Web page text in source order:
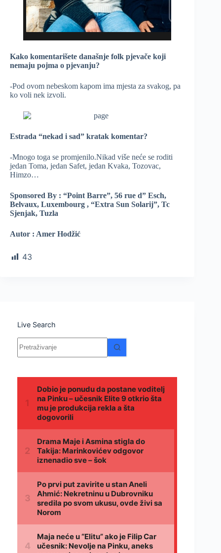
Kako komentarišete današnje folk pjevače koji
nemaju pojma o pjevanju?
-Pod ovom nebeskom kapom ima mjesta za svakog, pa
ko voli nek izvoli.
Estrada “nekad i sad” kratak komentar?
-Mnogo toga se promjenilo.Nikad više neće se roditi
jedan Toma, jedan Safet, jedan Kvaka, Tozovac,
Himzo…
Sponsored By : “Point Barre”, 56 rue d” Esch,
Belvaux, Luxembourg , “Extra Sun Solarij”, Tc
Sjenjak, Tuzla
Autor : Amer Hodžić
43
Live Search
Nema
rezultata.